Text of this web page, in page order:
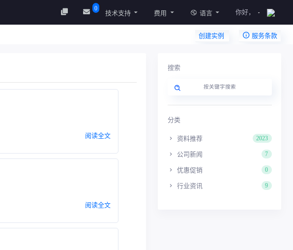
0
技术支持 费用 语言 你好，
创建实例
服务条款
阅读全文
阅读全文
搜索
分类
资料推荐 2023
公司新闻 7
优惠促销 0
行业资讯 9